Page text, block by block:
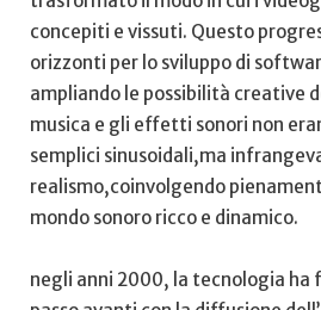
concepiti ⁤e vissuti. Questo
orizzonti​ per lo‌ sviluppo di
ampliando ⁤le possibilità creative
musica e gli effetti sonori non
semplici​ sinusoidali,ma
realismo,coinvolgendo​
mondo sonoro ricco ⁢e dinamico.
negli anni 2000, la ‌tecnologia